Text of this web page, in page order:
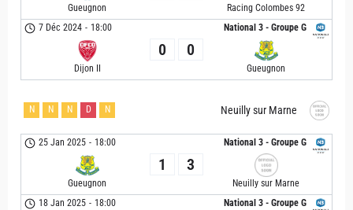
Gueugnon
Racing Colombes 92
National 3 - Groupe G
7 Déc 2024 - 18:00
Dijon II
0 0
Gueugnon
Neuilly sur Marne
N N N D N
National 3 - Groupe G
25 Jan 2025 - 18:00
Gueugnon
1 3
Neuilly sur Marne
National 3 - Groupe G
18 Jan 2025 - 18:00